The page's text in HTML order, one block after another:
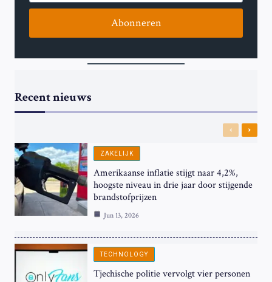
Abonneren
Recent nieuws
Previous
Next
ZAKELIJK
Amerikaanse inflatie stijgt naar 4,2%,
hoogste niveau in drie jaar door stijgende
brandstofprijzen
Jun 13, 2026
TECHNOLOGY
Tjechische politie vervolgt vier personen